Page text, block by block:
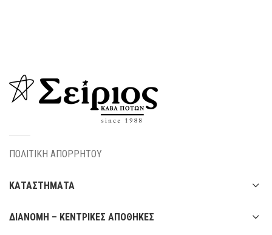
ΠΟΛΙΤΙΚΗ ΑΠΟΡΡΗΤΟΥ
ΚΑΤΑΣΤΗΜΑΤΑ
ΔΙΑΝΟΜΗ – ΚΕΝΤΡΙΚΕΣ ΑΠΟΘΗΚΕΣ